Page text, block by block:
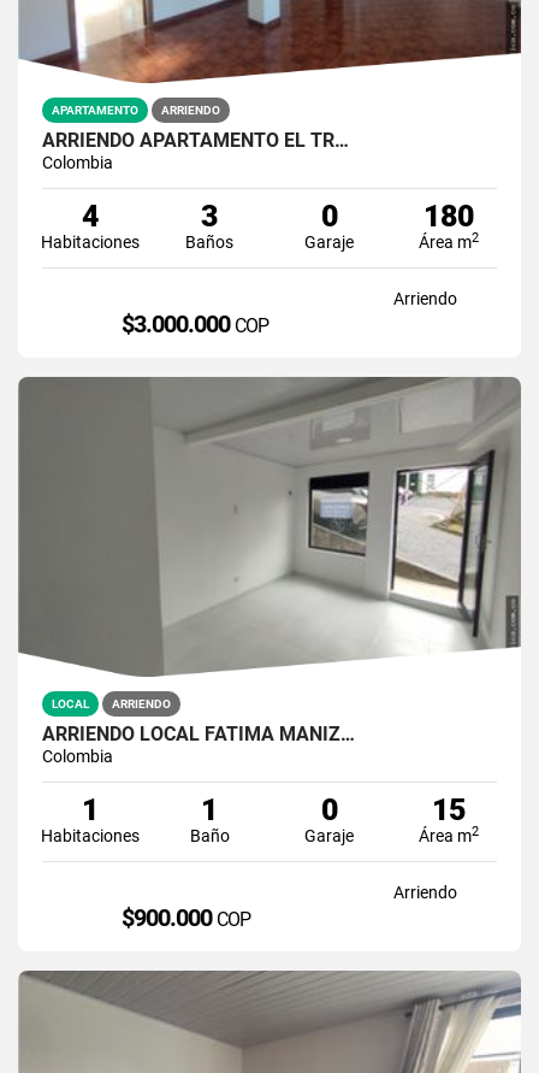
APARTAMENTO ARRIENDO
ARRIENDO APARTAMENTO EL TR…
Colombia
4
Habitaciones
3
Baños
0
Garaje
180
Área m2
Arriendo
$3.000.000 COP
LOCAL ARRIENDO
ARRIENDO LOCAL FATIMA MANIZ…
Colombia
1
Habitaciones
1
Baño
0
Garaje
15
Área m2
Arriendo
$900.000 COP